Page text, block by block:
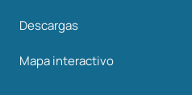
Descargas
Mapa interactivo